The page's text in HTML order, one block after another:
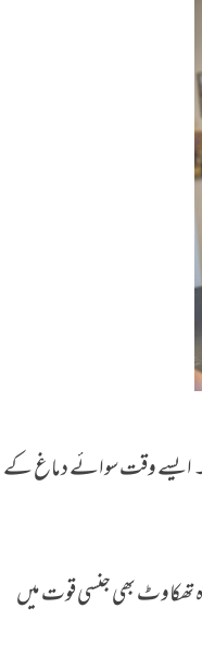
ایسے وقت سوائے دماغ کے
تھکاوٹ بھی جنسی قوت میں